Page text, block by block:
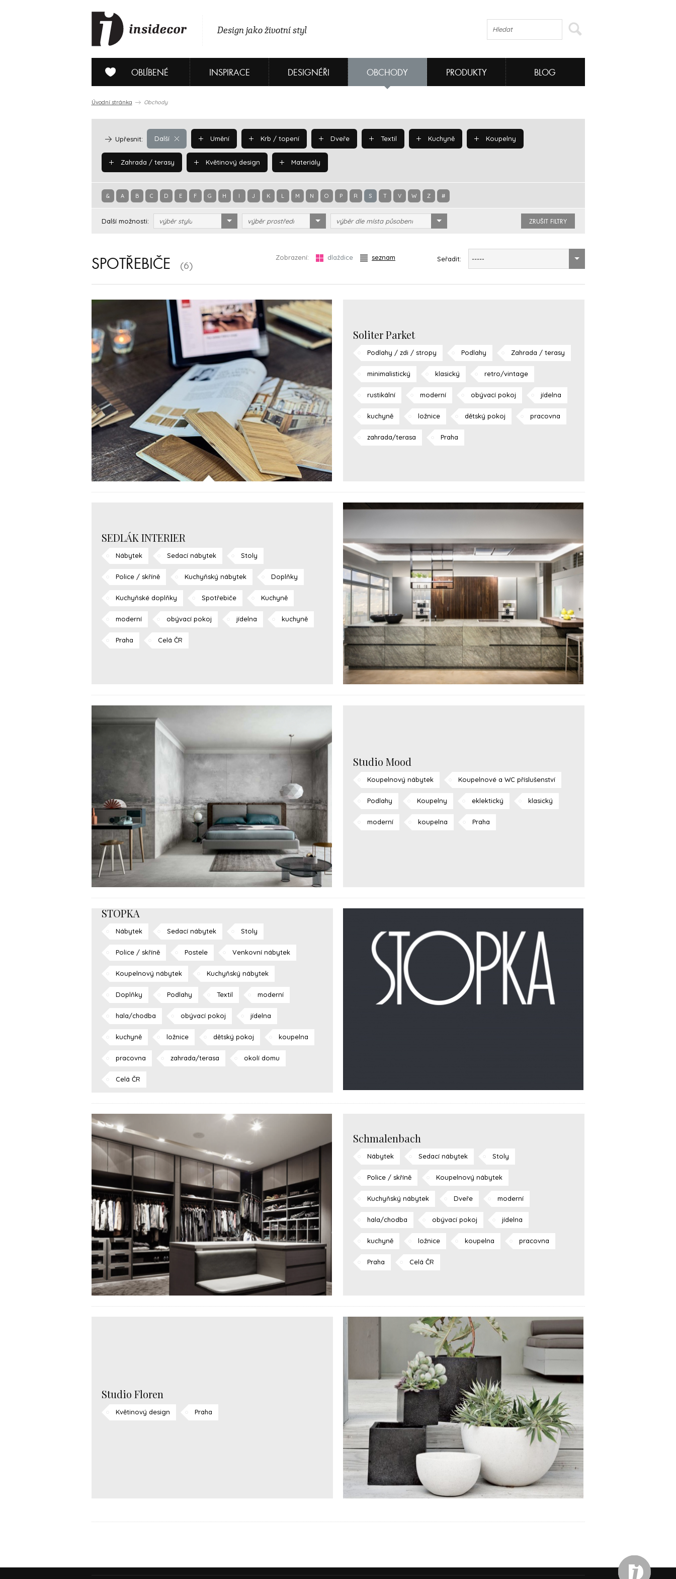
Design jako životní styl
OBLÍBENÉ INSPIRACE DESIGNÉŘI OBCHODY PRODUKTY BLOG
Úvodní stránka Obchody
Další
Upřesnit: Umění Krb / topení Dveře Textil Kuchyně Koupelny
Zahrada / terasy Květinový design Materiály
& A B C D E F G H I J K L M N O P R S T V W Z #
Další možnosti: výběr stylu výběr prostředí výběr dle místa působení ZRUŠIT FILTRY
SPOTŘEBIČE (6)
Zobrazení: dlaždice seznam Seřadit: -----
Soliter Parket
Podlahy / zdi / stropy Podlahy Zahrada / terasy
minimalistický klasický retro/vintage
rustikální moderní obývací pokoj jídelna
kuchyně ložnice dětský pokoj pracovna
zahrada/terasa Praha
SEDLÁK INTERIER
Nábytek Sedací nábytek Stoly
Police / skříně Kuchyňský nábytek Doplňky
Kuchyňské doplňky Spotřebiče Kuchyně
moderní obývací pokoj jídelna kuchyně
Praha Celá ČR
Studio Mood
Koupelnový nábytek Koupelnové a WC příslušenství
Podlahy Koupelny eklektický klasický
moderní koupelna Praha
STOPKA
Nábytek Sedací nábytek Stoly
Police / skříně Postele Venkovní nábytek
Koupelnový nábytek Kuchyňský nábytek
Doplňky Podlahy Textil moderní
hala/chodba obývací pokoj jídelna
kuchyně ložnice dětský pokoj koupelna
pracovna zahrada/terasa okolí domu
Celá ČR
Schmalenbach
Nábytek Sedací nábytek Stoly
Police / skříně Koupelnový nábytek
Kuchyňský nábytek Dveře moderní
hala/chodba obývací pokoj jídelna
kuchyně ložnice koupelna pracovna
Praha Celá ČR
Studio Floren
Květinový design Praha